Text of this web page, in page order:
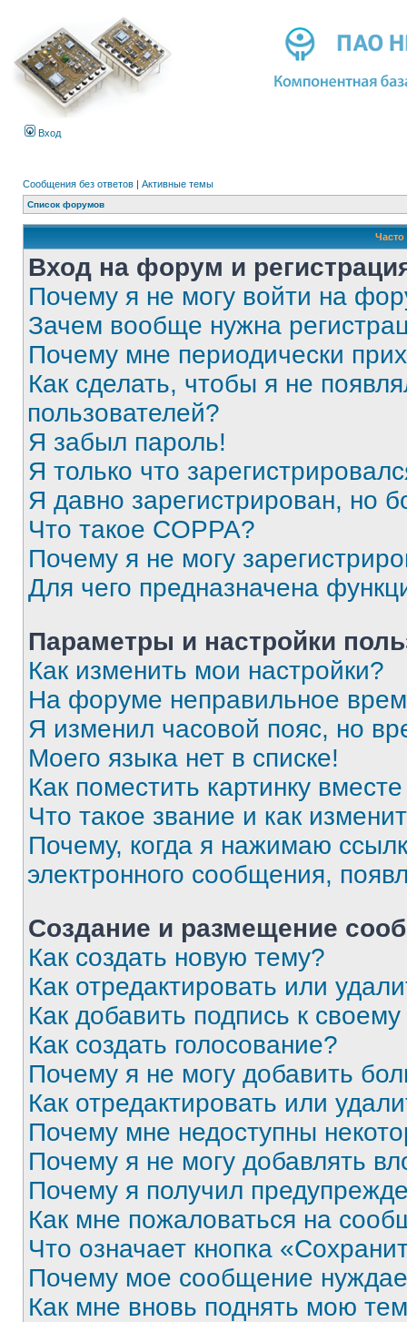
Вход
Сообщения без ответов | Активные темы
Список форумов
Вход на форум и
Почему я не могу войти на
Зачем вообще нужна
Почему мне периодически
Как сделать, чтобы я не
пользователей?
Я забыл пароль!
Я только что
Я давно зарегистрирован, но
Что такое COPPA?
Почему я не могу
Для чего предназначена
Параметры и настройки
Как изменить мои настройки?
На форуме неправильное
Я изменил часовой пояс, но
Моего языка нет в списке!
Как поместить картинку
Что такое звание и как
Почему, когда я нажимаю
электронного сообщения,
Создание и размещение
Как создать новую тему?
Как отредактировать или
Как добавить подпись к
Как создать голосование?
Почему я не могу добавить
Как отредактировать или
Почему мне недоступны
Почему я не могу добавлять
Почему я получил
Как мне пожаловаться на
Что означает кнопка
Почему мое сообщение
Как мне вновь поднять мою